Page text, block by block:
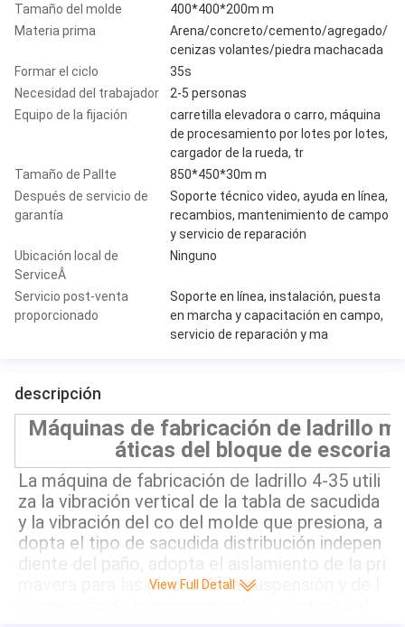
Tamaño del molde
400*400*200m m
Materia prima
Arena/concreto/cemento/agregado/
cenizas volantes/piedra machacada
Formar el ciclo
35s
Necesidad del trabajador
2-5 personas
Equipo de la fijación
carretilla elevadora o carro, máquina
de procesamiento por lotes por lotes,
cargador de la rueda, tr
Tamaño de Pallte
850*450*30m m
Después de servicio de
garantía
Soporte técnico video, ayuda en línea,
recambios, mantenimiento de campo
y servicio de reparación
Ubicación local de
ServiceÂ
Ninguno
Servicio post-venta
proporcionado
Soporte en línea, instalación, puesta
en marcha y capacitación en campo,
servicio de reparación y ma
descripción
Máquinas de fabricación de ladrillo
áticas del bloque de escoria
La máquina de fabricación de ladrillo 4-35 utili
za la vibración vertical de la tabla de sacudida
y la vibración del co del molde que presiona, a
dopta el tipo de sacudida distribución indepen
diente del paño, adopta el aislamiento de la pri
mavera para las piezas de la suspensión y de l
View Full Detall